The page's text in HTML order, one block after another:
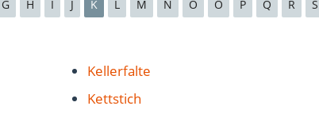
G H I J K L M N O Ö P Q R S
Kellerfalte
Kettstich